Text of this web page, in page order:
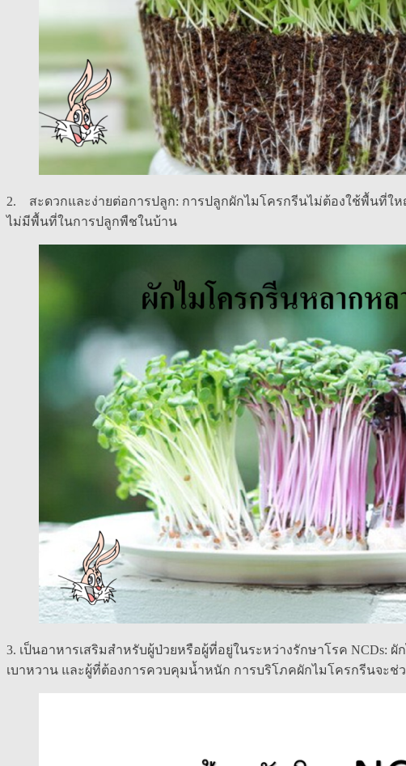
2. สะดวกและง่ายต่อการปลูก: การปลูกผักไมโครกรีนไม่ต้องใช้พื้นที่ใ
ไม่มีพื้นที่ในการปลูกพืชในบ้าน
3. เป็นอาหารเสริมสำหรับผู้ป่วยหรือผู้ที่อยู่ในระหว่างรักษาโรค
เบาหวาน และผู้ที่ต้องการควบคุมน้ำหนัก การบริโภคผักไมโครกรีนจะ